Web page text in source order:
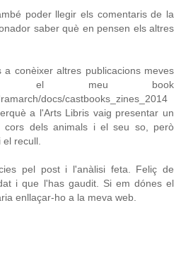
poder llegir els comentaris de la
saber què en pensen els altres
conèixer altres publicacions meves
el meu book
docs/castbooks_zines_2014
a l'Arts Libris vaig presentar un
cors dels animals i el seu so, però
recull.
pel post i l'anàlisi feta. Feliç de
i que l'has gaudit. Si em dónes el
enllaçar-ho a la meva web.